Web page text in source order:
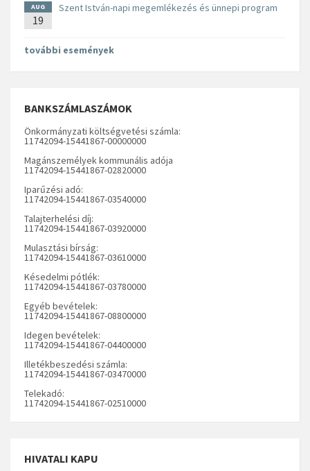
AUG
19
Szent István-napi megemlékezés és ünnepi program
további események
BANKSZÁMLASZÁMOK
Önkormányzati költségvetési számla:
11742094-15441867-00000000
Magánszemélyek kommunális adója
11742094-15441867-02820000
Iparűzési adó:
11742094-15441867-03540000
Talajterhelési díj:
11742094-15441867-03920000
Mulasztási bírság:
11742094-15441867-03610000
Késedelmi pótlék:
11742094-15441867-03780000
Egyéb bevételek:
11742094-15441867-08800000
Idegen bevételek:
11742094-15441867-04400000
Illetékbeszedési számla:
11742094-15441867-03470000
Telekadó:
11742094-15441867-02510000
HIVATALI KAPU